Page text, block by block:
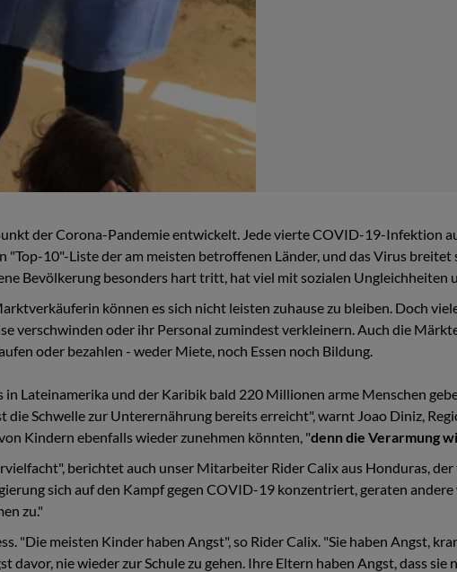
der Corona-Pandemie entwickelt. Jede vierte COVID-19-Infektion
"Top-10"-Liste der am meisten betroffenen Länder, und das Virus
Bevölkerung besonders hart tritt, hat viel mit sozialen Ungleichheiten
können es sich nicht leisten zuhause zu bleiben. Doch
verschwinden oder ihr Personal zumindest verkleinern. Auch die
oder bezahlen - weder Miete, noch Essen noch Bildung.
Lateinamerika und der Karibik bald 220 Millionen arme Menschen
die Schwelle zur Unterernährung bereits erreicht", warnt Joao Diniz,
Kindern ebenfalls wieder zunehmen könnten, "denn die Verarmung
berichtet auch unser Mitarbeiter Rider Calix aus Honduras,
sich auf den Kampf gegen COVID-19 konzentriert, geraten
zu."
"Die meisten Kinder haben Angst", so Rider Calix. "Sie haben Angst,
davor, nie wieder zur Schule zu gehen. Ihre Eltern haben Angst, dass